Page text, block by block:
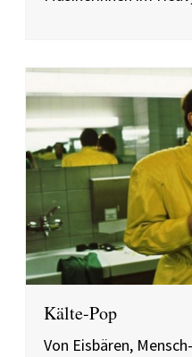
Kälte-Pop
Von Eisbären,